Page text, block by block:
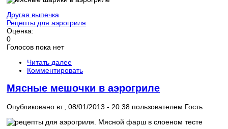
Другая выпечка
Рецепты для аэрогриля
Оценка:
0
Голосов пока нет
Читать далее
Комментировать
Мясные мешочки в аэрогриле
Опубликовано вт., 08/01/2013 - 20:38 пользователем Гость